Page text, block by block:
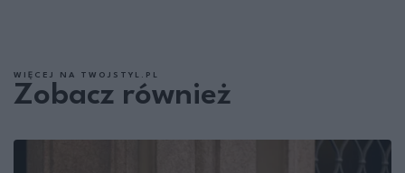
WIĘCEJ NA TWOJSTYL.PL
Zobacz również